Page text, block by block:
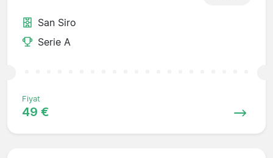
San Siro
Serie A
Fiyat
49 €